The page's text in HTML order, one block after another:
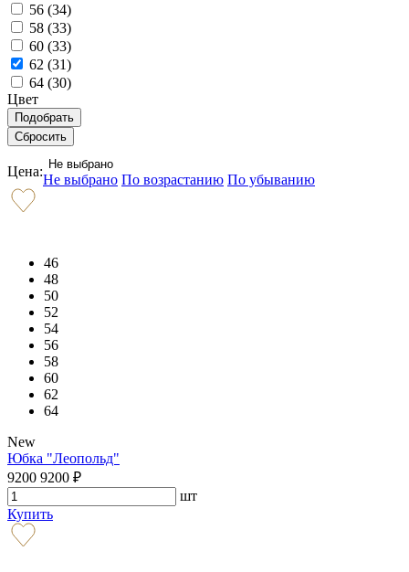
56 (34)
58 (33)
60 (33)
62 (31)
64 (30)
Цвет
Цена: Не выбрано
Не выбрано По возрастанию По убыванию
46
48
50
52
54
56
58
60
62
64
New
Юбка "Леопольд"
9200 9200 ₽
шт
Купить